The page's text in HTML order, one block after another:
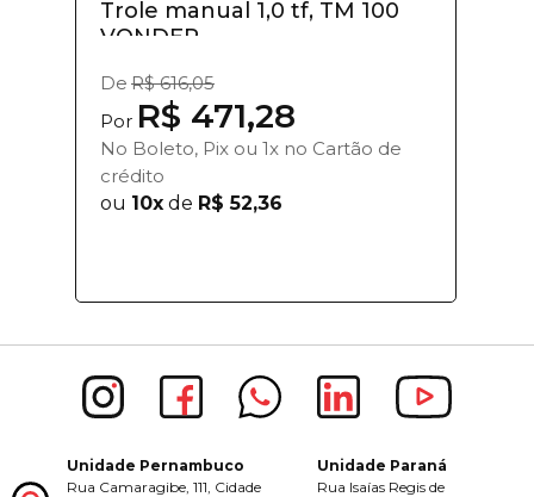
Trole manual 1,0 tf, TM 100
VONDER
De R$ 616,05
Por R$ 471,28
No Boleto, Pix ou 1x no Cartão de
crédito
ou 10x de R$ 52,36
Unidade Pernambuco
Rua Camaragibe, 111, Cidade
Unidade Paraná
Rua Isaías Regis de